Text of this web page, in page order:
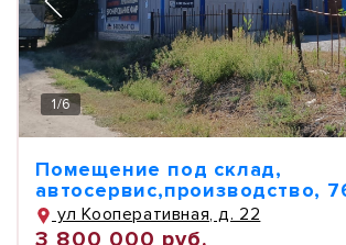
1/6
Помещение под склад,
автосервис,производство,
ул Кооперативная, д. 22
3 800 000 руб.